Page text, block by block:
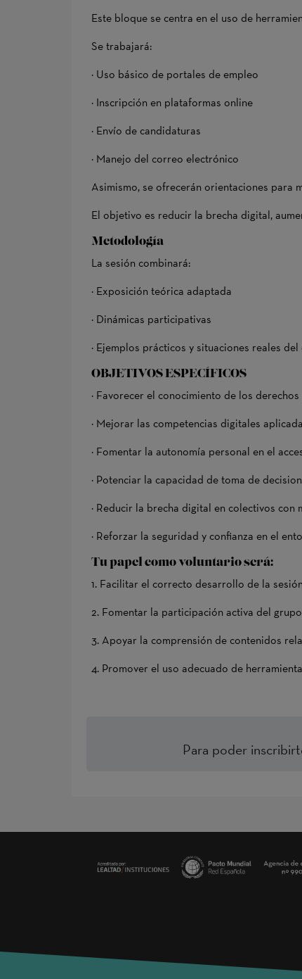
Este bloque se centra en el uso de
Se trabajará:
· Uso básico de portales de empleo
· Inscripción en plataformas online
· Envío de candidaturas
· Manejo del correo electrónico
Asimismo, se ofrecerán orientaciones para
El objetivo es reducir la brecha digital,
Metodología
La sesión combinará:
· Exposición teórica adaptada
· Dinámicas participativas
· Ejemplos prácticos y situaciones reales
OBJETIVOS ESPECÍFICOS
· Favorecer el conocimiento de los
· Mejorar las competencias digitales
· Fomentar la autonomía personal en el
· Potenciar la capacidad de toma de
· Reducir la brecha digital en colectivos con
· Reforzar la seguridad y confianza en el
Tu papel como voluntario será:
1. Facilitar el correcto desarrollo de la
2. Fomentar la participación activa del
3. Apoyar la comprensión de contenidos
4. Promover el uso adecuado de
Para poder